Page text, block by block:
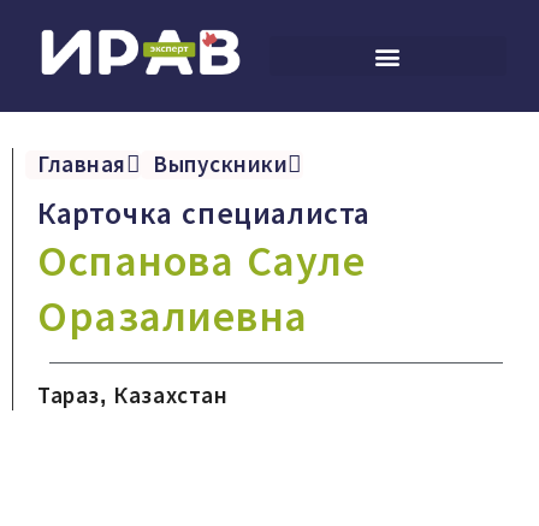
Главная Выпускники
Карточка специалиста
Оспанова Сауле
Оразалиевна
Тараз, Казахстан